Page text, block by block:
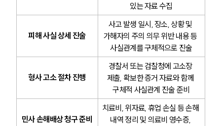
대륜법률상담예약있는 자료 수집
피해 사실 상세 진술
사고 발생 일시, 장소, 상황 및
가해자의 주의 의무 위반 내용 등
사실관계를 구체적으로 진술
형사 고소 절차 진행
경찰서 또는 검찰청에 고소장
제출, 확보한 증거 자료와 함께
구체적 사실관계 진술 준비
민사 손해배상 청구 준비
치료비, 위자료, 휴업 손실 등 손해
내역 정리 및 의료비 영수증,